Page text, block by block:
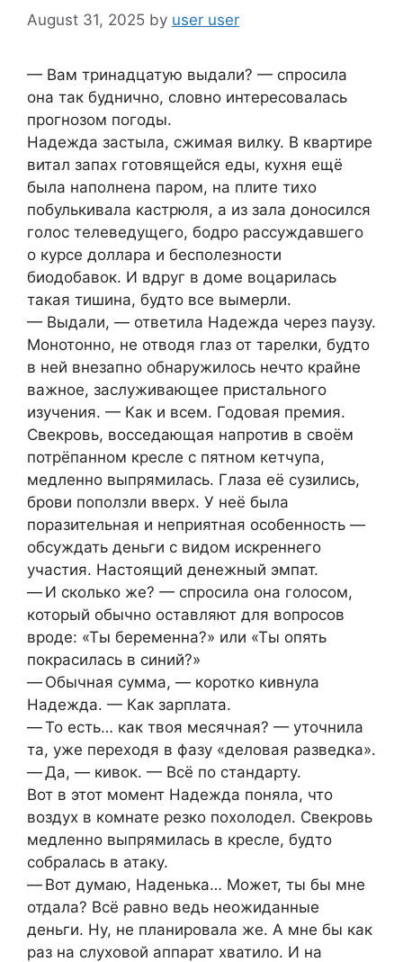
August 31, 2025 by user user
— Вам тринадцатую выдали? — спросила
она так буднично, словно интересовалась
прогнозом погоды.
Надежда застыла, сжимая вилку. В квартире
витал запах готовящейся еды, кухня ещё
была наполнена паром, на плите тихо
побулькивала кастрюля, а из зала доносился
голос телеведущего, бодро рассуждавшего
о курсе доллара и бесполезности
биодобавок. И вдруг в доме воцарилась
такая тишина, будто все вымерли.
— Выдали, — ответила Надежда через паузу.
Монотонно, не отводя глаз от тарелки, будто
в ней внезапно обнаружилось нечто крайне
важное, заслуживающее пристального
изучения. — Как и всем. Годовая премия.
Свекровь, восседающая напротив в своём
потрёпанном кресле с пятном кетчупа,
медленно выпрямилась. Глаза её сузились,
брови поползли вверх. У неё была
поразительная и неприятная особенность —
обсуждать деньги с видом искреннего
участия. Настоящий денежный эмпат.
— И сколько же? — спросила она голосом,
который обычно оставляют для вопросов
вроде: «Ты беременна?» или «Ты опять
покрасилась в синий?»
— Обычная сумма, — коротко кивнула
Надежда. — Как зарплата.
— То есть… как твоя месячная? — уточнила
та, уже переходя в фазу «деловая разведка».
— Да, — кивок. — Всё по стандарту.
Вот в этот момент Надежда поняла, что
воздух в комнате резко похолодел. Свекровь
медленно выпрямилась в кресле, будто
собралась в атаку.
— Вот думаю, Наденька… Может, ты бы мне
отдала? Всё равно ведь неожиданные
деньги. Ну, не планировала же. А мне бы как
раз на слуховой аппарат хватило. И на